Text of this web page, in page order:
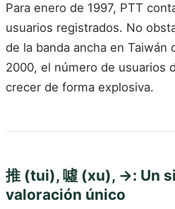
Para enero de 1997, PTT
usuarios registrados. No
de la banda ancha en Taiwán
2000, el número de usuarios
crecer de forma explosiva.
推 (tui), 噓 (xu), →: Un
valoración único